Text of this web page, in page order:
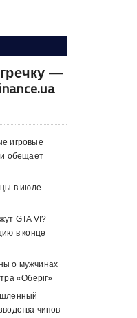
—
игровые
обещает
в июле —
GTA VI?
в конце
о мужчинах
«Оберіг»
чипов